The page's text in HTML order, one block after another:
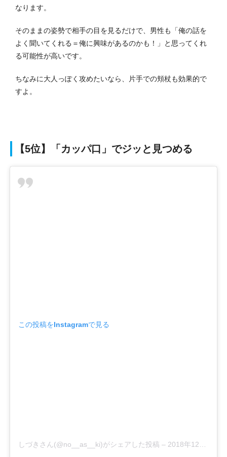
なります。
そのままの姿勢で相手の目を見るだけで、男性も「俺の話を
よく聞いてくれる＝俺に興味があるのかも！」と思ってくれ
る可能性が高いです。
ちなみに大人っぽく攻めたいなら、片手での頬杖も効果的で
すよ。
【5位】「カッパ口」でジッと見つめる
この投稿をInstagramで見る
しづきさん(@no__as__ki)がシェアした投稿 – 2018年12月月19日午前3時20分PST